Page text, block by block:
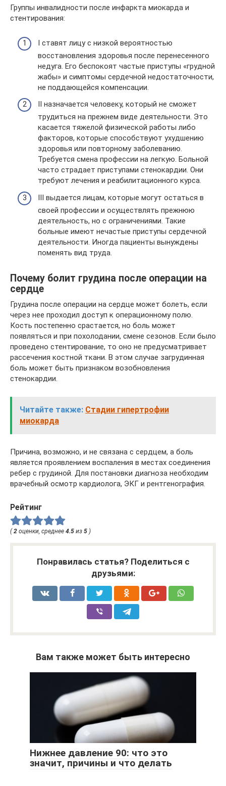
Группы инвалидности после инфаркта миокарда и
стентирования:
I cтавят лицу с низкой вероятностью
восстановления здоровья после перенесенного
недуга. Его беспокоят частые приступы «грудной
жабы» и симптомы сердечной недостаточности,
не поддающейся компенсации.
II назначается человеку, который не сможет
трудиться на прежнем виде деятельности. Это
касается тяжелой физической работы либо
факторов, которые способствуют ухудшению
здоровья или повторному заболеванию.
Требуется смена профессии на легкую. Больной
часто страдает приступами стенокардии. Они
требуют лечения и реабилитационного курса.
III выдается лицам, которые могут остаться в
своей профессии и осуществлять прежнюю
деятельность, но с ограничениями. Такие
больные имеют нечастые приступы сердечной
деятельности. Иногда пациенты вынуждены
поменять вид труда.
Почему болит грудина после операции на
сердце
Грудина после операции на сердце может болеть, если
через нее проходил доступ к операционному полю.
Кость постепенно срастается, но боль может
появляться и при похолодании, смене сезонов. Если было
проведено стентирование, то оно не предусматривает
рассечения костной ткани. В этом случае загрудинная
боль может быть признаком возобновления
стенокардии.
Читайте также: Стадии гипертрофии
миокарда
Причина, возможно, и не связана с сердцем, а боль
является проявлением воспаления в местах соединения
ребер с грудиной. Для постановки диагноза необходим
врачебный осмотр кардиолога, ЭКГ и рентгенография.
Рейтинг
(2 оценки, среднее 4.5 из 5 )
Понравилась статья? Поделиться с
друзьями:
Вам также может быть интересно
Нижнее давление 90: что это
значит, причины и что делать